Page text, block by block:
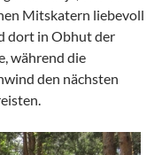
Mitskatern liebevoll
dort in Obhut der
während die
den nächsten